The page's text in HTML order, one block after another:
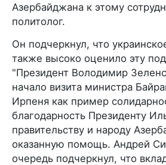
Азербайджана к этому
политолог.
Он подчеркнул, что
также высоко оценило эту
"Президент Володимир
начало визита министра
Ирпеня как пример
благодарность Президенту
правительству и народу
оказанную помощь. Андрей
очередь подчеркнул, что